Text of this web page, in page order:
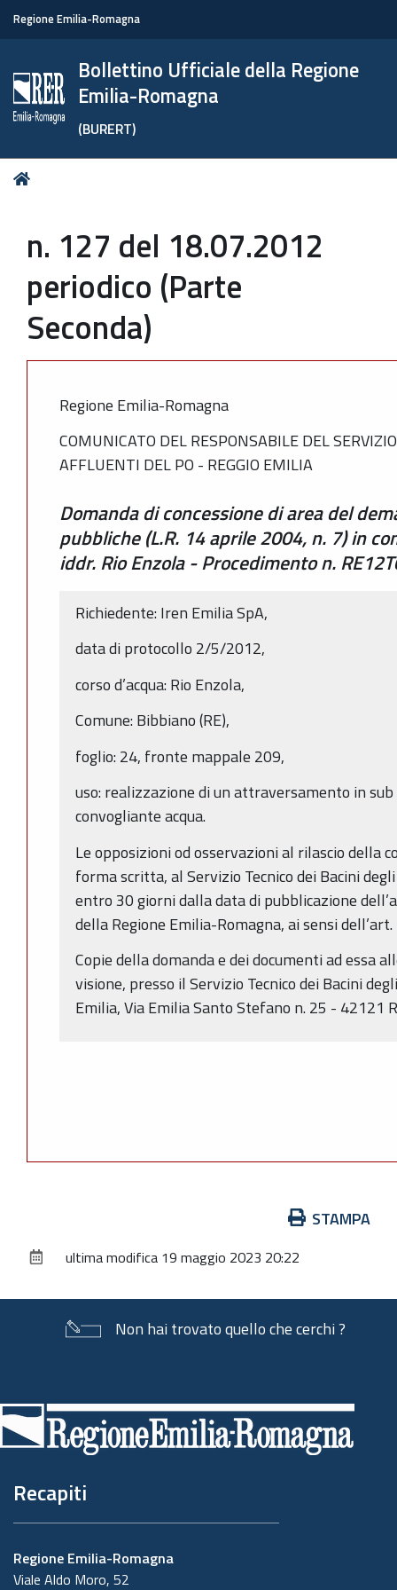
Regione Emilia-Romagna
Bollettino Ufficiale della Regione
Emilia-Romagna
(BURERT)
Tu
n. 127 del 18.07.2012
periodico (Parte
Seconda)
Regione Emilia-Romagna
COMUNICATO DEL RESPONSABILE DEL
AFFLUENTI DEL PO - REGGIO EMILIA
Domanda di concessione di area del
pubbliche (L.R. 14 aprile 2004, n. 7) in
iddr. Rio Enzola - Procedimento n.
Richiedente: Iren Emilia SpA,
data di protocollo 2/5/2012,
corso d’acqua: Rio Enzola,
Comune: Bibbiano (RE),
foglio: 24, fronte mappale 209,
uso: realizzazione di un attraversamento in
convogliante acqua.
Le opposizioni od osservazioni al rilascio della
forma scritta, al Servizio Tecnico dei Bacini
entro 30 giorni dalla data di pubblicazione
della Regione Emilia-Romagna, ai sensi
Copie della domanda e dei documenti ad essa
visione, presso il Servizio Tecnico dei Bacini
Emilia, Via Emilia Santo Stefano n. 25 - 42121
documento
STAMPA
ultima modifica 19 maggio 2023 20:22
Non hai trovato quello che cerchi ?
di
pagina
Recapiti
Regione Emilia-Romagna
Viale Aldo Moro, 52